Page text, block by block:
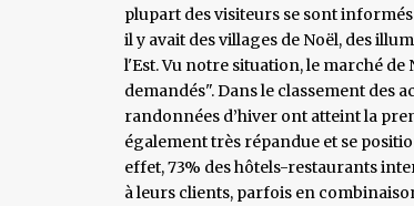
plupart des visiteurs se sont
il y avait des villages de Noël, des
l'Est. Vu notre situation, le marché
demandés". Dans le classement des
randonnées d’hiver ont atteint la
également très répandue et se
effet, 73% des hôtels-restaurants
à leurs clients, parfois en